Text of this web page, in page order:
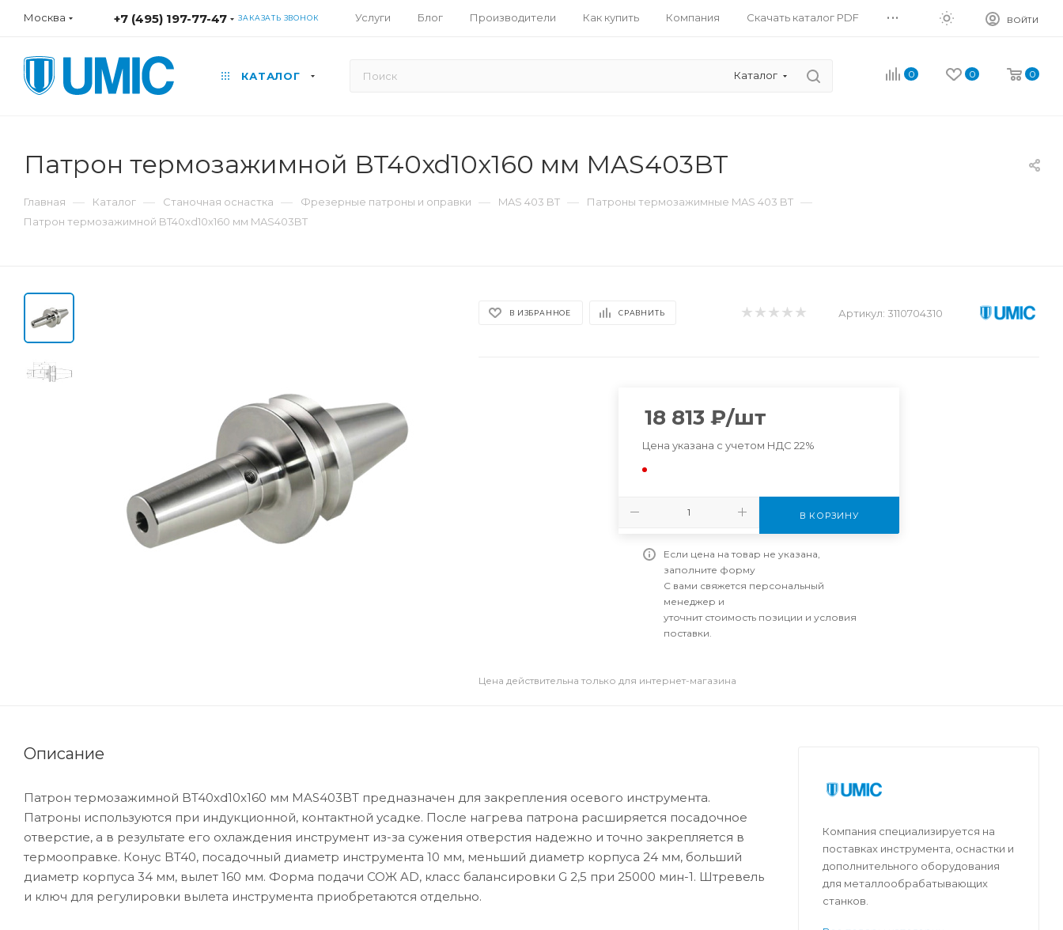
Москва +7 (495) 197-77-47 ЗАКАЗАТЬ ЗВОНОК Услуги Блог Производители Как купить Компания Скачать каталог PDF ... ВОЙТИ
КАТАЛОГ Каталог 0 0 0
Патрон термозажимной BT40xd10x160 мм MAS403BT
Главная — Каталог — Станочная оснастка — Фрезерные патроны и оправки — MAS 403 BT — Патроны термозажимные MAS 403 BT —
Патрон термозажимной BT40xd10x160 мм MAS403BT
В ИЗБРАННОЕ СРАВНИТЬ Артикул: 3110704310
18 813 ₽/шт
Цена указана с учетом НДС 22%
В КОРЗИНУ
Если цена на товар не указана,
заполните форму
С вами свяжется персональный
менеджер и
уточнит стоимость позиции и условия
поставки.
Цена действительна только для интернет-магазина
Описание
Патрон термозажимной BT40xd10x160 мм MAS403BT предназначен для закрепления осевого инструмента.
Патроны используются при индукционной, контактной усадке. После нагрева патрона расширяется посадочное
отверстие, а в результате его охлаждения инструмент из-за сужения отверстия надежно и точно закрепляется в
термооправке. Конус BT40, посадочный диаметр инструмента 10 мм, меньший диаметр корпуса 24 мм, больший
диаметр корпуса 34 мм, вылет 160 мм. Форма подачи СОЖ AD, класс балансировки G 2,5 при 25000 мин-1. Штревель
и ключ для регулировки вылета инструмента приобретаются отдельно.
Компания специализируется на
поставках инструмента, оснастки и
дополнительного оборудования
для металлообрабатывающих
станков.